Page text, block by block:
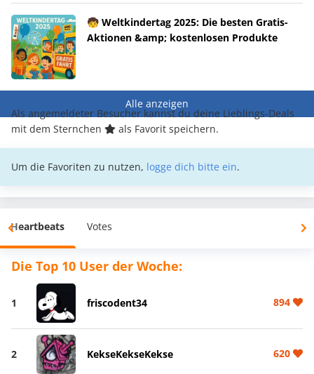
🧒 Weltkindertag 2025: Die besten Gratis-
Aktionen &amp; kostenlosen Produkte
Alle anzeigen
Als angemeldeter Besucher kannst du deine Lieblings-Deals
mit dem Sternchen
als Favorit speichern.
Um die Favoriten zu nutzen, logge dich bitte ein.
Heartbeats Votes
Die Top 10 User der Woche:
1 friscodent34 894
2 KekseKekseKekse 620